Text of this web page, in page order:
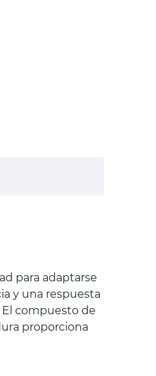
para adaptarse
y una respuesta
compuesto de
proporciona